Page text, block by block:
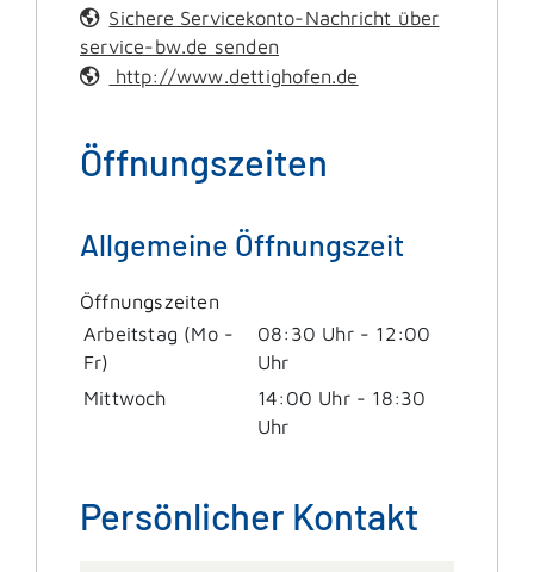
Sichere Servicekonto-Nachricht über
service-bw.de senden
http://www.dettighofen.de
Öffnungszeiten
Allgemeine Öffnungszeit
Öffnungszeiten
Arbeitstag (Mo -
Fr)
08:30 Uhr- 12:00
Uhr
Mittwoch
14:00 Uhr- 18:30
Uhr
Persönlicher Kontakt